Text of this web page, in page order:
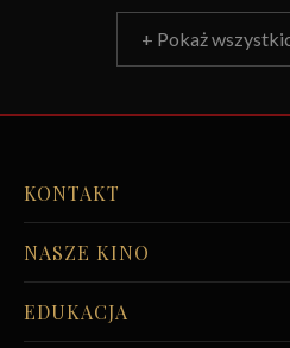
+ Pokaż
KONTAKT
NASZE KINO
EDUKACJA